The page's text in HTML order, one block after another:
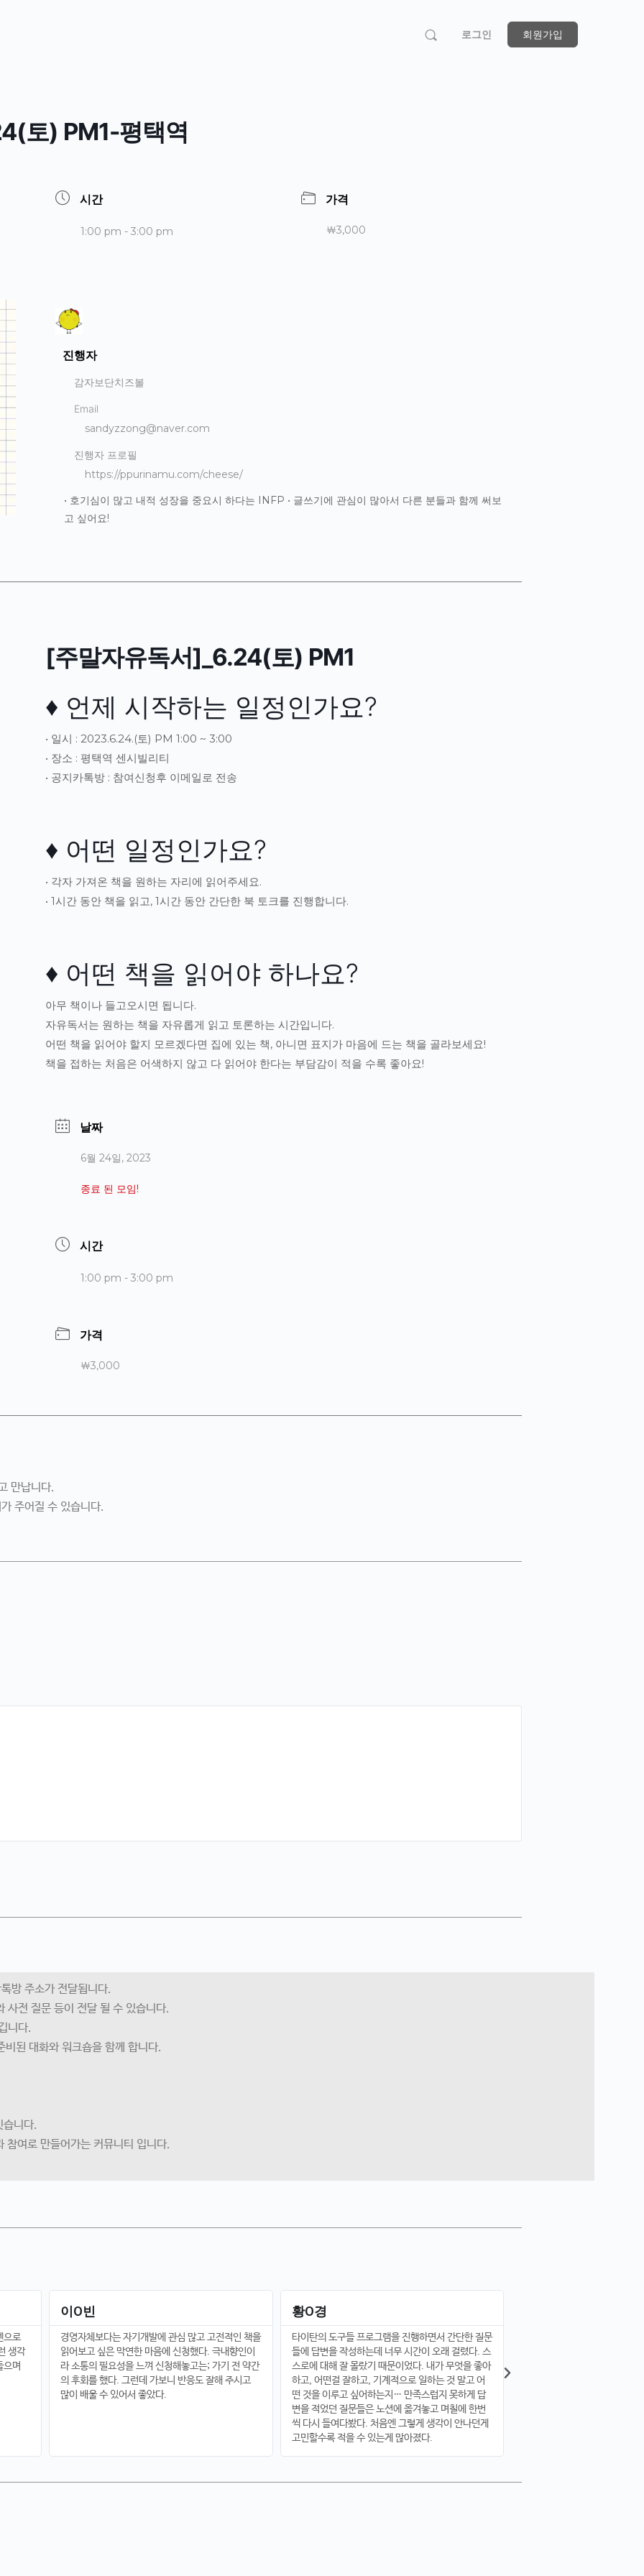
로그인 회원가입
토) PM1-평택역
시간
1:00 pm - 3:00 pm
가격
￦3,000
진행자
감자보단치즈볼
Email
sandyzzong@naver.com
진행자 프로필
https://ppurinamu.com/cheese/
• 호기심이 많고 내적 성장을 중요시 하다는 INFP • 글쓰기에 관심이 많아서 다른 분들과 함께 써보
고 싶어요!
[주말자유독서]_6.24(토) PM1
♦ 언제 시작하는 일정인가요?
• 일시 : 2023.6.24.(토) PM 1:00 ~ 3:00
• 장소 : 평택역 센시빌리티
• 공지카톡방 : 참여신청후 이메일로 전송
♦ 어떤 일정인가요?
• 각자 가져온 책을 원하는 자리에 읽어주세요.
• 1시간 동안 책을 읽고, 1시간 동안 간단한 북 토크를 진행합니다.
♦ 어떤 책을 읽어야 하나요?
아무 책이나 들고오시면 됩니다.
자유독서는 원하는 책을 자유롭게 읽고 토론하는 시간입니다.
어떤 책을 읽어야 할지 모르겠다면 집에 있는 책, 아니면 표지가 마음에 드는 책을 골라보세요!
책을 접하는 처음은 어색하지 않고 다 읽어야 한다는 부담감이 적을 수록 좋아요!
날짜
6월 24일, 2023
종료 된 모임!
시간
1:00 pm - 3:00 pm
가격
￦3,000
만납니다.
주어질 수 있습니다.
방 주소가 전달됩니다.
사전 질문 등이 전달 될 수 있습니다.
니다.
된 대화와 워크숍을 함께 합니다.
니다.
여로 만들어가는 커뮤니티 입니다.
으로
생각
으며
이O빈
경영자체보다는 자기개발에 관심 많고 고전적인 책을
읽어보고 싶은 막연한 마음에 신청했다. 극내향인이
라 소통의 필요성을 느껴 신청해놓고는; 가기 전 약간
의 후회를 했다. 그런데 가보니 반응도 잘해 주시고
많이 배울 수 있어서 좋았다.
황O경
타이탄의 도구들 프로그램을 진행하면서 간단한 질문
들에 답변을 작성하는데 너무 시간이 오래 걸렸다. 스
스로에 대해 잘 몰랐기 때문이었다. 내가 무엇을 좋아
하고, 어떤걸 잘하고, 기계적으로 일하는 것 말고 어
떤 것을 이루고 싶어하는지… 만족스럽지 못하게 답
변을 적었던 질문들은 노션에 옮겨놓고 며칠에 한번
씩 다시 들여다봤다. 처음엔 그렇게 생각이 안나던게
고민할수록 적을 수 있는게 많아졌다.